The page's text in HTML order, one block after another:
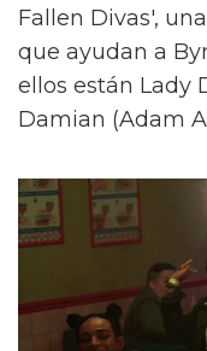
Fallen Divas',
que ayudan a
ellos están Lady
Damian (Adam